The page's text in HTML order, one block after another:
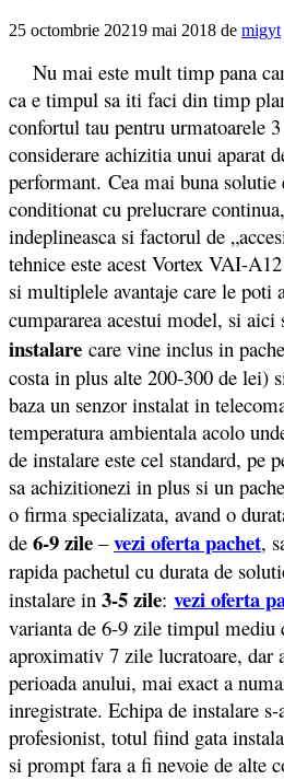
25 octombrie 20219 mai 2018 de migyt
Nu mai este mult timp pana
ca e timpul sa iti faci din timp
confortul tau pentru urmatoarele
considerare achizitia unui aparat
performant. Cea mai buna
conditionat cu prelucrare
indeplineasca si factorul de
tehnice este acest Vortex VAI-
si multiplele avantaje care le poti
cumpararea acestui model, si aici
instalare care vine inclus in
costa in plus alte 200-300 de lei)
baza un senzor instalat in
temperatura ambientala acolo
de instalare este cel standard, pe
sa achizitionezi in plus si un
o firma specializata, avand o
de 6-9 zile –vezi oferta pachet,
rapida pachetul cu durata de
instalare in 3-5 zile: vezi oferta
varianta de 6-9 zile timpul mediu
aproximativ 7 zile lucratoare, dar
perioada anului, mai exact a
inregistrate. Echipa de instalare
profesionist, totul fiind gata
si prompt fara a fi nevoie de alte